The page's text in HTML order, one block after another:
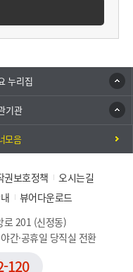
누리집
기관
모음
권보호정책
오시는길
뷰어다운로드
로 201 (신정동)
간·공휴일 당직실 전환
120